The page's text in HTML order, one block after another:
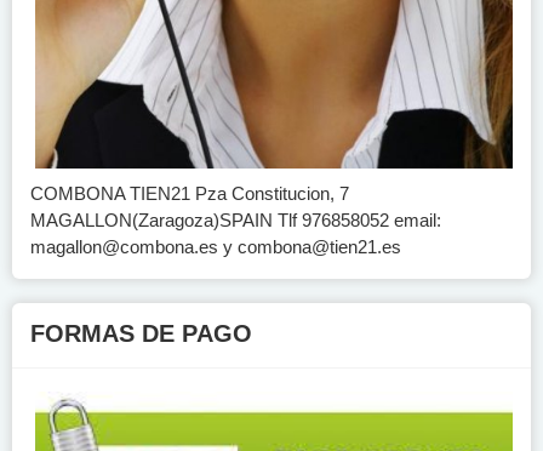
COMBONA TIEN21 Pza Constitucion, 7
MAGALLON(Zaragoza)SPAIN Tlf 976858052 email:
magallon@combona.es y combona@tien21.es
FORMAS DE PAGO